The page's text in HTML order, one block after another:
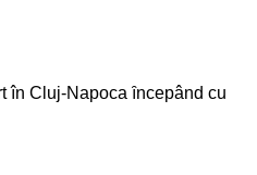
în Cluj-Napoca ȋncepând cu